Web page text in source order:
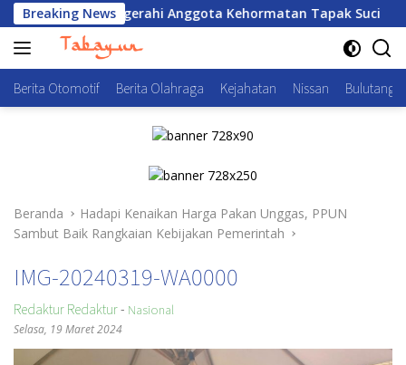
Langsung
ke
konten
Breaking News
Dianugerahi Anggota Kehormatan Tapak Suci Ibnu
Berita Otomotif Berita Olahraga Kejahatan Nissan
Beranda
Hadapi Kenaikan Harga Pakan Unggas, PPUN
Sambut Baik Rangkaian Kebijakan Pemerintah
IMG-20240319-WA0000
Redaktur Redaktur- Nasional
Selasa, 19 Maret 2024